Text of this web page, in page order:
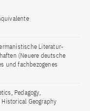
Literatur-
(Neuere deutsche
und fachbezogenes
Pedagogy,
Geography